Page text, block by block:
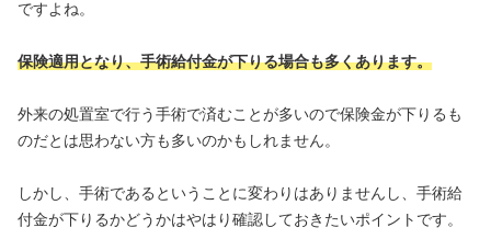
ですよね。
保険適用となり、手術給付金が下りる場合も多くあります。
外来の処置室で行う手術で済むことが多いので保険金が下りるも
のだとは思わない方も多いのかもしれません。
しかし、手術であるということに変わりはありませんし、手術給
付金が下りるかどうかはやはり確認しておきたいポイントです。